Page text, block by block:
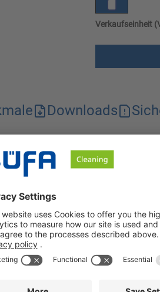
Verkaufseinheit
Downloads
Reinigungskraft. Er entfernt
und reinigungsverstärkende
Reinigungskraft.
Betrieben wie z.B. der Fleisch-,
durch Blut oder Gewürze
unbedingt darauf geachtet
Luftausgangsdruck ein stabiler,